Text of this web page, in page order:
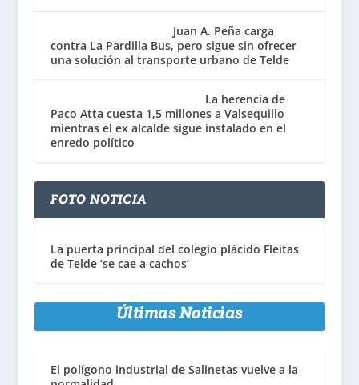
Juan A. Peña carga
contra La Pardilla Bus, pero sigue sin ofrecer
una solución al transporte urbano de Telde
La herencia de
Paco Atta cuesta 1,5 millones a Valsequillo
mientras el ex alcalde sigue instalado en el
enredo político
FOTO NOTICIA
La puerta principal del colegio plácido Fleitas
de Telde ‘se cae a cachos’
Últimas Noticias
El polígono industrial de Salinetas vuelve a la